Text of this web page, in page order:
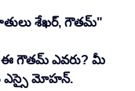
శేఖర్, గౌతమ్"
ఈ గౌతమ్ ఎవరు? మీ
ఎస్సై మోహన్.